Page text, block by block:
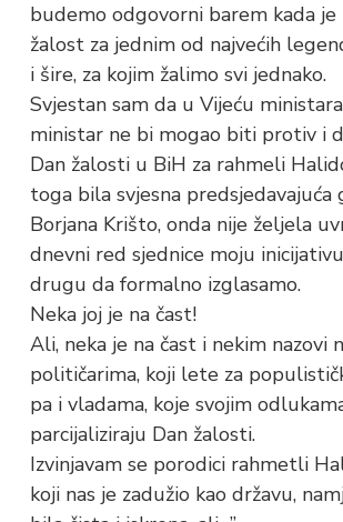
budemo odgovorni barem kada
žalost za jednim od najvećih
i šire, za kojim žalimo svi jednako.
Svjestan sam da u Vijeću
ministar ne bi mogao biti protiv i
Dan žalosti u BiH za rahmeli
toga bila svjesna predsjedavajuća
Borjana Krišto, onda nije željela
dnevni red sjednice moju
drugu da formalno izglasamo.
Neka joj je na čast!
Ali, neka je na čast i nekim nazovi
političarima, koji lete za
pa i vladama, koje svojim
parcijaliziraju Dan žalosti.
Izvinjavam se porodici rahmetli
koji nas je zadužio kao državu,